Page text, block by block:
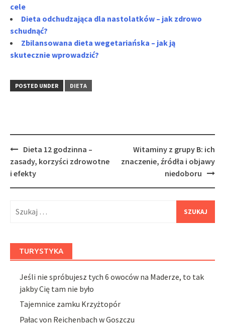
cele
Dieta odchudzająca dla nastolatków – jak zdrowo
schudnąć?
Zbilansowana dieta wegetariańska – jak ją
skutecznie wprowadzić?
POSTED UNDER DIETA
Post
navigation
Dieta 12 godzinna –
zasady, korzyści zdrowotne
i efekty
Witaminy z grupy B: ich
znaczenie, źródła i objawy
niedoboru
TURYSTYKA
Jeśli nie spróbujesz tych 6 owoców na Maderze, to tak
jakby Cię tam nie było
Tajemnice zamku Krzyżtopór
Pałac von Reichenbach w Goszczu